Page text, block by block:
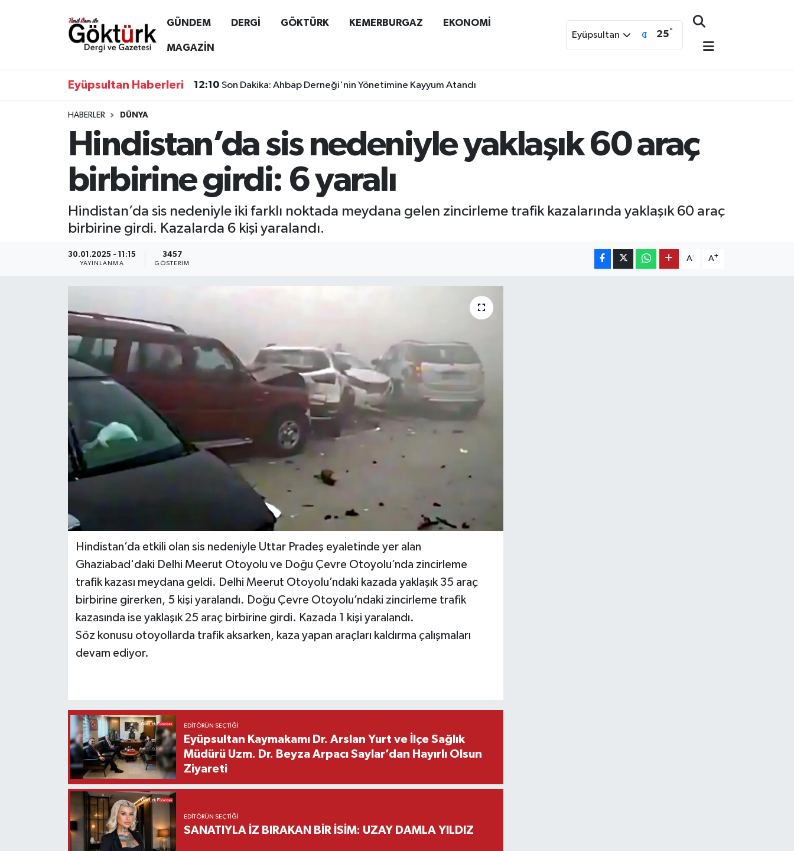
GÜNDEM DERGİ GÖKTÜRK KEMERBURGAZ EKONOMİ
MAGAZİN
Eyüpsultan 25°
Eyüpsultan Haberleri 12:10 Son Dakika: Ahbap Derneği'nin Yönetimine Kayyum Atandı
HABERLER DÜNYA
Hindistan’da sis nedeniyle yaklaşık 60 araç
birbirine girdi: 6 yaralı
Hindistan’da sis nedeniyle iki farklı noktada meydana gelen zincirleme trafik kazalarında yaklaşık 60 araç
birbirine girdi. Kazalarda 6 kişi yaralandı.
30.01.2025 - 11:15
YAYINLANMA
3457
GÖSTERIM
A- A+
Hindistan’da etkili olan sis nedeniyle Uttar Pradeş eyaletinde yer alan
Ghaziabad'daki Delhi Meerut Otoyolu ve Doğu Çevre Otoyolu’nda zincirleme
trafik kazası meydana geldi. Delhi Meerut Otoyolu’ndaki kazada yaklaşık 35 araç
birbirine girerken, 5 kişi yaralandı. Doğu Çevre Otoyolu’ndaki zincirleme trafik
kazasında ise yaklaşık 25 araç birbirine girdi. Kazada 1 kişi yaralandı.
Söz konusu otoyollarda trafik aksarken, kaza yapan araçları kaldırma çalışmaları
devam ediyor.
EDITÖRÜN SEÇTIĞI
Eyüpsultan Kaymakamı Dr. Arslan Yurt ve İlçe Sağlık
Müdürü Uzm. Dr. Beyza Arpacı Saylar’dan Hayırlı Olsun
Ziyareti
EDITÖRÜN SEÇTIĞI
SANATIYLA İZ BIRAKAN BİR İSİM: UZAY DAMLA YILDIZ
Anne Çocuk
GÖKTÜRK
GÜNDEM
KÜLTÜR - SANAT
MAGAZİN
ÖZEL HABER
SAĞLIK
TEKNOLOJİ
Eyüpsultan Hava Durumu
Tüm Manşetler
Son Dakika Haberleri